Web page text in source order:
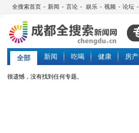
全搜索首页 - 新闻 - 言论 - 娱乐 - 视频 - 论坛 -
全部 新闻 吃喝 健康 房产
很遗憾，没有找到任何专题。